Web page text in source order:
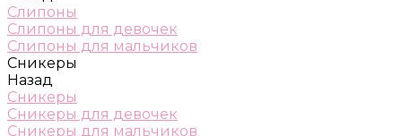
Слипоны
Слипоны для девочек
Слипоны для мальчиков
Сникеры
Назад
Сникеры
Сникеры для девочек
Сникеры для мальчиков